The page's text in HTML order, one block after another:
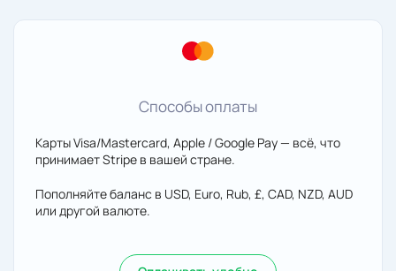
Способы оплаты
Карты Visa/Mastercard, Apple / Google Pay — всё, что
принимает Stripe в вашей стране.
Пополняйте баланс в USD, Euro, Rub, £, CAD, NZD, AUD
или другой валюте.